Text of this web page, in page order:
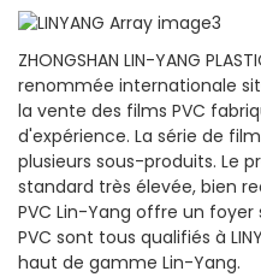
ZHONGSHAN LIN-YANG
renommée internationale
la vente des films PVC
d'expérience. La série de
plusieurs sous-produits. Le
standard très élevée, bien
PVC Lin-Yang offre un foyer
PVC sont tous qualifiés à
haut de gamme Lin-Yang.